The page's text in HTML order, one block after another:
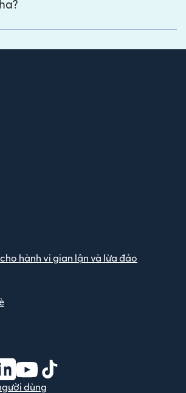
hành vi gian lận và lừa đảo
sổ mới)
cửa sổ mới)
trong cửa sổ mới)
(mở trong cửa sổ mới)
(mở trong cửa sổ mới)
dùng